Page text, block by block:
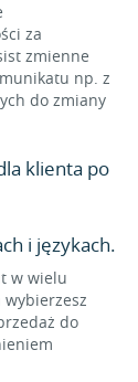
za
zmienne
np. z
do zmiany
klienta po
i językach.
w wielu
wybierzesz
do